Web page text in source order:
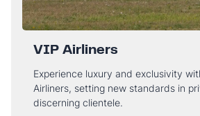
VIP Airliners
Experience luxury and exclusivity
Airliners, setting new standards in
discerning clientele.